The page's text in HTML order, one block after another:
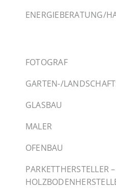
ENERGIEBERATUNG/
FOTOGRAF
GARTEN-/
GLASBAU
MALER
OFENBAU
PARKETTHERSTELLER –